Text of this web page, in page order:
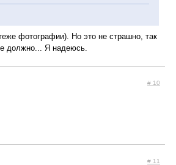
фотографии). Но это не страшно, так
должно... Я надеюсь.
# 10
# 11